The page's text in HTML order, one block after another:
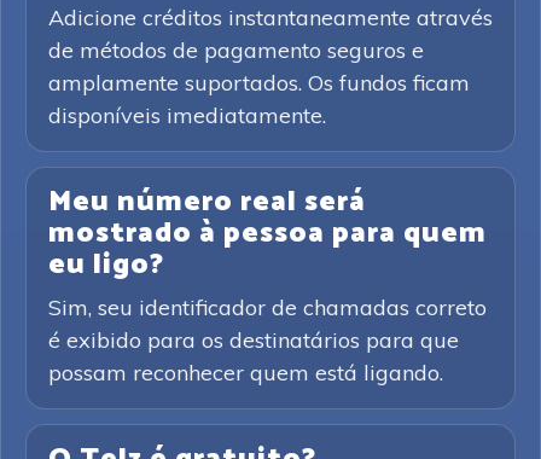
Adicione créditos instantaneamente através
de métodos de pagamento seguros e
amplamente suportados. Os fundos ficam
disponíveis imediatamente.
Meu número real será
mostrado à pessoa para quem
eu ligo?
Sim, seu identificador de chamadas correto
é exibido para os destinatários para que
possam reconhecer quem está ligando.